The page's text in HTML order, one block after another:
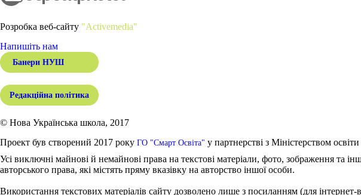
Розробка веб-сайту "Activemedia"
Напишіть нам
Банери НУШ
Редакційна політика
© Нова Українська школа, 2017
Проект був створений 2017 року ГО "Смарт Освіта" у партнерстві з Міністерством
Усі виключні майнові й немайнові права на текстові матеріали, фото, зображення та
авторського права, які містять пряму вказівку на авторство іншої особи.
Використання текстових матеріалів сайту дозволено лише з посиланням (для